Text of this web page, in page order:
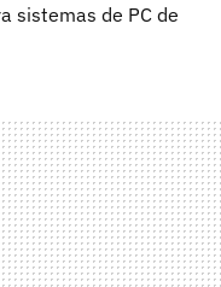
sistemas de PC de